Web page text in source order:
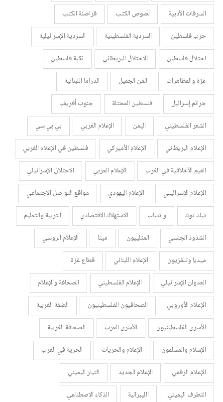
السرقات الأدبية لصوص الكتب
قراصنة الكتب
حرب فلسطين
السردية الفلسطينية
السردية الإسرائيلية
احتلال فلسطين
الاحتلال البريطاني
نكبة فلسطين
غزة والمظاهرات
الفن الجميل
الدراما اللبنانية
جرائم إسرائيل
فلسطين المحتلة
جنوب أفريقيا
الشعر الفلسطيني
اليمن الإعلام الغربي
بي بي سي
الإعلام البريطاني
الإعلام الأميركي
فلسطين في الإعلام الغربي
القيم الأخلاقية في الغرب
الإعلام العربي
الاحتلال الإسرائيلي
الإعلام الإسرائيلي
الإعلام اليهودي
مواقع التواصل الاجتماعي
تيك توك
واتساب الاستهلاك الاقتصادي
التربية والتعليم
الشذوذ الجنسي
المثلييون ميتا
الإعلام الروسي
ميديا وتلفزيون
الإعلام اللبناني
قطاع غزة
العدوان الإسرائيلي
الإعلام الفلسطيني
الصحافة والإعلام
الإعلام الأوروبي
الصحافيون الفلسطينيون
الضفة الغربية
الأسرى الفلسطينيون
الأسرى العرب
الصحافة الغربية
الإسلام والمسلمون
الإعلام والحريات
الحرية في الغرب
الإعلام الرقمي
الإعلام الجديد
التيار اليميني
التطرف اليميني
الليبرالية
الذكاء الاصطناعي